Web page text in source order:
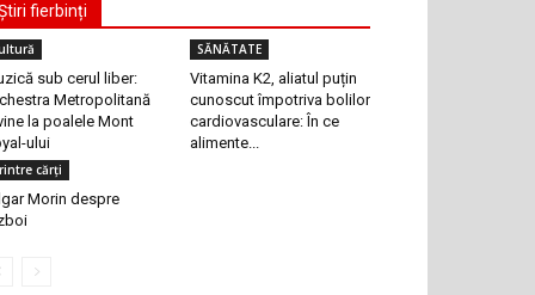
fierbinți
sub cerul liber:
Metropolitană
la poalele Mont
ului
SĂNĂTATE
Vitamina K2, aliatul puțin
cunoscut împotriva bolilor
cardiovasculare: În ce
alimente...
cărți
Morin despre